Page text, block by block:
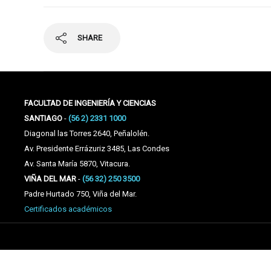
SHARE
FACULTAD DE INGENIERÍA Y CIENCIAS
SANTIAGO- (56 2) 2331 1000
Diagonal las Torres 2640, Peñalolén.
Av. Presidente Errázuriz 3485, Las Condes
Av. Santa María 5870, Vitacura.
VIÑA DEL MAR- (56 32) 250 3500
Padre Hurtado 750, Viña del Mar.
Certificados académicos